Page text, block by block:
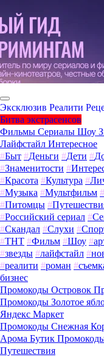
Эксклюзив Реалити
Битва экстрасенсов
Фильмы Сериалы Шоу
Лайфстайл Интересное
#Быт #Деньги #Дети #
#Знаменитости #
#Красота #Культура #
#Музыка #Мультфильм #
#Питомцы #
#Российский сериал #
#Скандал #Слухи #
#ТНТ #Фильм #Шоу #
#звезды #лайфстайл #
#реалити #роман #
бизнес
Промокоды Островок
Промокоды Золотое
Яндекс Маркет
Промокоды Снежная
Арома Бутик
Путешествия